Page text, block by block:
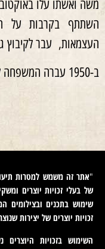
השתתף בקרבות על
העצמאות, עבר לקיבוץ
ב-1950 עברה המשפחה לרחובות.
"אתר זה משמש למטרות
של בעלי זכויות יוצרים
שימוש בתכנים ובצילומים
זכויות יוצרים של יצירות